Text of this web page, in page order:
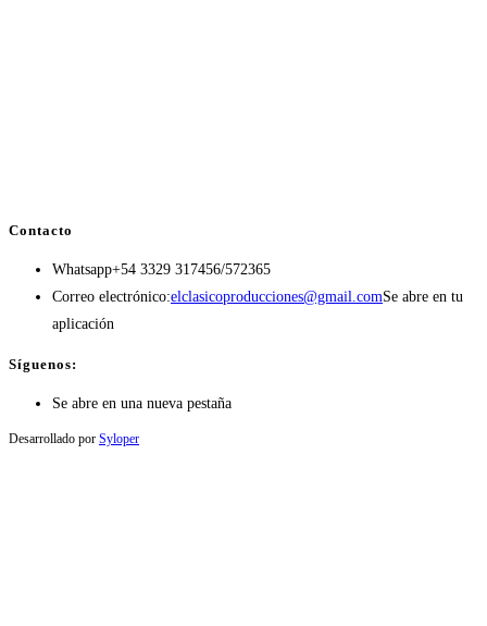
Contacto
Whatsapp+54 3329 317456/572365
Correo electrónico:elclasicoproducciones@gmail.comSe abre en tu
aplicación
Síguenos:
Se abre en una nueva pestaña
Desarrollado por Syloper